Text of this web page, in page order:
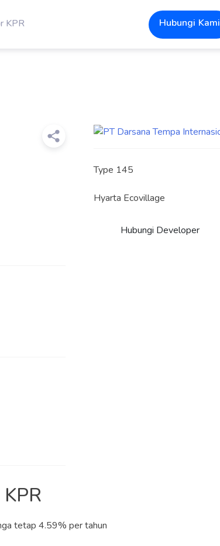
KPR Hubungi Kami
Type 145
Hyarta Ecovillage
Hubungi Developer
tetap 4.59% per tahun